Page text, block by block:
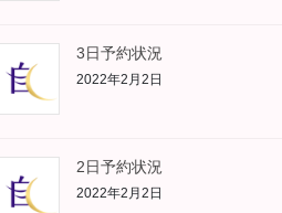
3日予約状況
2022年2月2日
2日予約状況
2022年2月2日